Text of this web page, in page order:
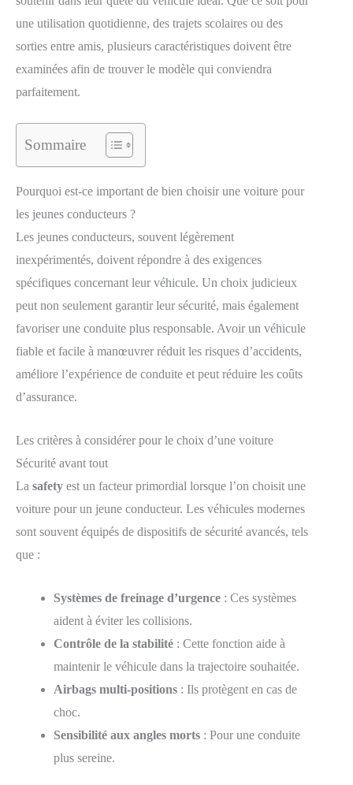
une utilisation quotidienne, des trajets scolaires ou des
sorties entre amis, plusieurs caractéristiques doivent être
examinées afin de trouver le modèle qui conviendra
parfaitement.
Sommaire
Pourquoi est-ce important de bien choisir une voiture pour
les jeunes conducteurs ?
Les jeunes conducteurs, souvent légèrement
inexpérimentés, doivent répondre à des exigences
spécifiques concernant leur véhicule. Un choix judicieux
peut non seulement garantir leur sécurité, mais également
favoriser une conduite plus responsable. Avoir un véhicule
fiable et facile à manœuvrer réduit les risques d’accidents,
améliore l’expérience de conduite et peut réduire les coûts
d’assurance.
Les critères à considérer pour le choix d’une voiture
Sécurité avant tout
La safety est un facteur primordial lorsque l’on choisit une
voiture pour un jeune conducteur. Les véhicules modernes
sont souvent équipés de dispositifs de sécurité avancés, tels
que :
Systèmes de freinage d’urgence : Ces systèmes
aident à éviter les collisions.
Contrôle de la stabilité : Cette fonction aide à
maintenir le véhicule dans la trajectoire souhaitée.
Airbags multi-positions : Ils protègent en cas de
choc.
Sensibilité aux angles morts : Pour une conduite
plus sereine.